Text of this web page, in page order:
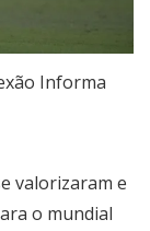
Informa
valorizaram e
o mundial